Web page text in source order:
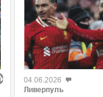
04.06.2026
Ливерпуль